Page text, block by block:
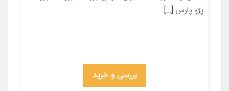
پژو پارس […]
بررسی و خرید